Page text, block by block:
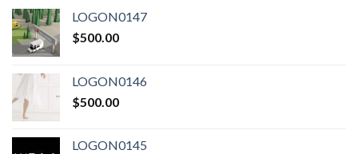
LOGON0147
$500.00
LOGON0146
$500.00
LOGON0145